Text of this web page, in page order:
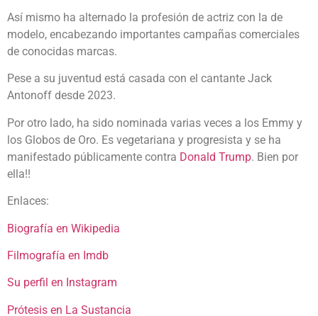
Así mismo ha alternado la profesión de actriz con la de
modelo, encabezando importantes campañas comerciales
de conocidas marcas.
Pese a su juventud está casada con el cantante Jack
Antonoff desde 2023.
Por otro lado, ha sido nominada varias veces a los Emmy y
los Globos de Oro. Es vegetariana y progresista y se ha
manifestado públicamente contra Donald Trump. Bien por
ella!!
Enlaces:
Biografía en Wikipedia
Filmografía en Imdb
Su perfil en Instagram
Prótesis en La Sustancia